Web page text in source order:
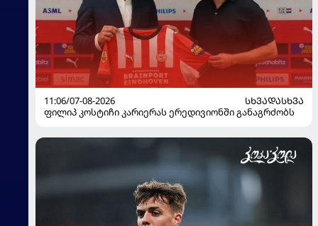
11:06/07-08-2026
ᲡᲮᲕᲐᲓᲐᲡᲮᲕᲐ
ფილიპ კოსტიჩი კარიერას ერედივიონში განაგრძობს